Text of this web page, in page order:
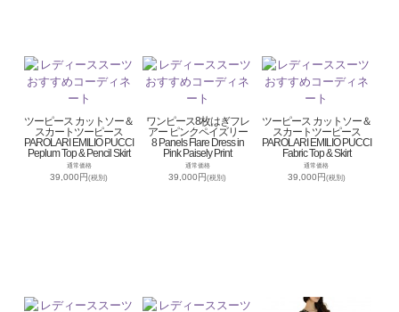
ツーピース カットソー＆
スカートツーピース
PAROLARI EMILIO PUCCI
Peplum Top & Pencil Skirt
通常価格
39,000円(税別)
ワンピース8枚はぎフレ
アー ピンクペイズリー
8 Panels Flare Dress in
Pink Paisely Print
通常価格
39,000円(税別)
ツーピース カットソー＆
スカートツーピース
PAROLARI EMILIO PUCCI
Fabric Top & Skirt
通常価格
39,000円(税別)